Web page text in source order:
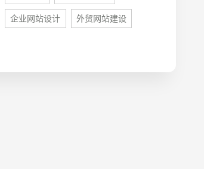
企业网站设计 外贸网站建设